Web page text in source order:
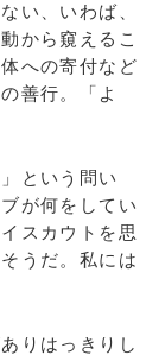
い、いわば、
から窺えるこ
への寄付など
善行。「よ
という問い
が何をしてい
スカウトを思
うだ。私には
りはっきりし